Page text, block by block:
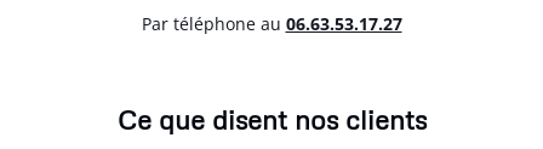
Par téléphone au 06.63.53.17.27
Ce que disent nos clients